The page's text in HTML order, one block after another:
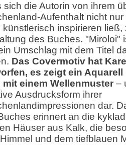
sich die Autorin von ihrem
Aufenthalt nicht
künstlerisch inspirieren
des Buches. "Miroloi"
Umschlag mit dem Titel
Das Covermotiv hat
es zeigt ein
mit einem Wellenmuster –
Ausdrucksform ihrer
dar.
erinnert an die
Häuser aus Kalk, die
und dem tiefblauen